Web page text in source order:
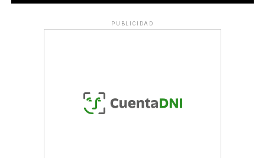
PUBLICIDAD